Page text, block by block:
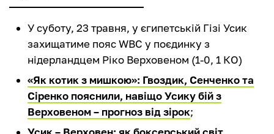
У суботу, 23 травня, у єгипетській Гізі Усик
захищатиме пояс WBC у поєдинку з
нідерландцем Ріко Верховеном (1-0, 1 КО)
«Як котик з мишкою»: Гвоздик, Сенченко та
Сіренко пояснили, навіщо Усику бій з
Верховеном – прогноз від зірок;